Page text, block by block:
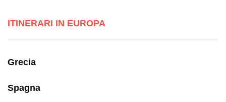
ITINERARI IN EUROPA
Grecia
Spagna